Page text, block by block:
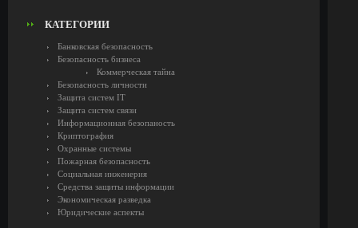
КАТЕГОРИИ
Банковская безопасность
Безопасность бизнеса
Коммерческая тайна
Безопасность личности
Защита систем IT
Защита систем связи
Информационная безопаность
Криптография
Охранные системы
Пожарная безопасность
Социальная инженерия
Средства защиты информации
Экономическая разведка
Юридические аспекты